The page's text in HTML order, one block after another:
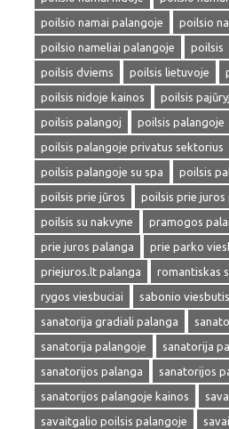
poilsio namai palangoje
poilsio
poilsio nameliai palangoje
poilsis
poilsis dviems
poilsis lietuvoje
poilsis nidoje kainos
poilsis
poilsis palangoj
poilsis palangoje
poilsis palangoje privatus sektorius
poilsis palangoje su spa
poilsis
poilsis prie jūros
poilsis prie juros
poilsis su nakvyne
pramogos
prie juros palanga
prie parko
priejuros.lt palanga
romantiskas
rygos viesbuciai
sabonio
sanatorija gradiali palanga
sanatorija palangoje
sanatorija
sanatorijos palanga
sanatorijos
sanatorijos palangoje kainos
savaitgalio poilsis palangoje